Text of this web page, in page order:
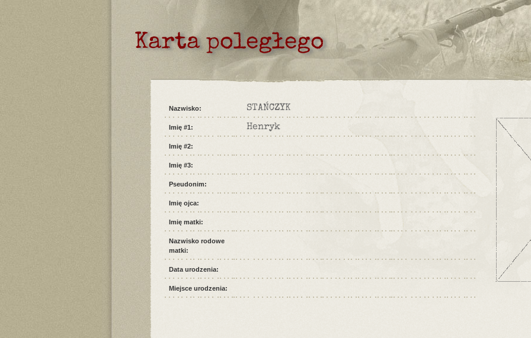
Karta poległego
Nazwisko: STAŃCZYK
Imię #1: Henryk
Imię #2:
Imię #3:
Pseudonim:
Imię ojca:
Imię matki:
Nazwisko rodowe
matki:
Data urodzenia:
Miejsce urodzenia: